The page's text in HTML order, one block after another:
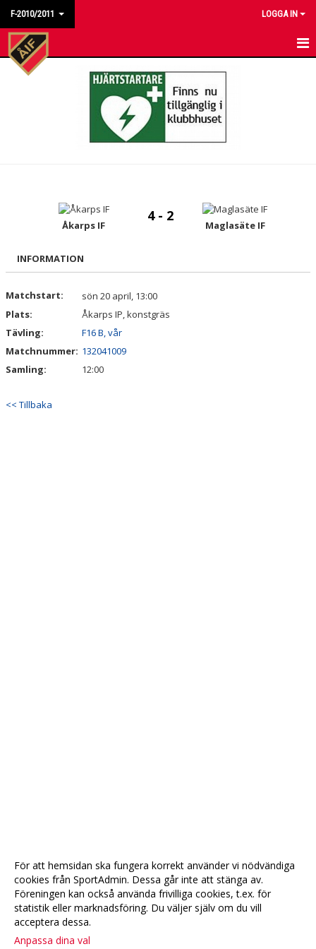
F-2010/2011 LOGGA IN
HEM
DOKUMENT
Åkarps IF
4 - 2
Maglasäte IF
INFORMATION
Matchstart:
sön 20 april, 13:00
Plats:
Åkarps IP, konstgräs
Tävling:
F16 B, vår
Matchnummer: 132041009
Samling:
12:00
<< Tillbaka
För att hemsidan ska fungera korrekt använder vi nödvändiga
cookies från SportAdmin. Dessa går inte att stänga av.
Föreningen kan också använda frivilliga cookies, t.ex. för
statistik eller marknadsföring. Du väljer själv om du vill
acceptera dessa.
Anpassa dina val